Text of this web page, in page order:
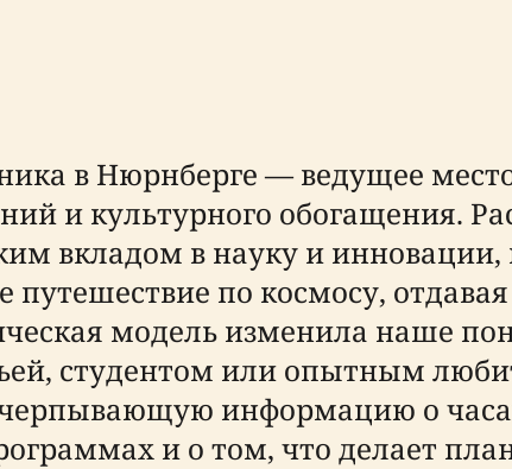
в Нюрнберге — ведущее
и культурного обогащения.
вкладом в науку и инновации,
по космосу,
модель изменила наше
студентом или опытным
информацию о
и о том, что делает